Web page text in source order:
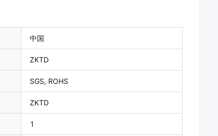
中国
ZKTD
SGS, ROHS
ZKTD
1